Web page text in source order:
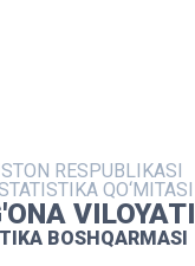
RESPUBLIKASI
QO‘MITASI
VILOYATI
BOSHQARMASI
NASHRLAR
XIZMATLAR
MATBUOT XIZMATI